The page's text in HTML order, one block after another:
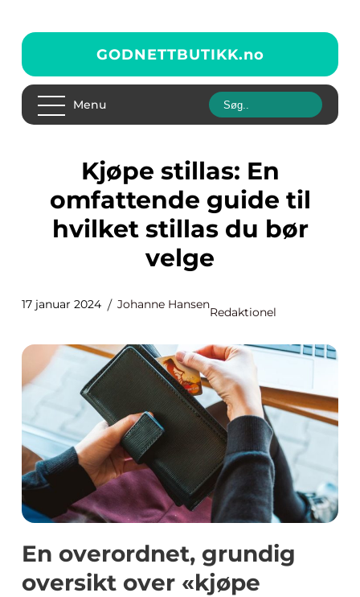
GODNETTBUTIKK.no
Menu
Kjøpe stillas: En
omfattende guide til
hvilket stillas du bør
velge
17 januar 2024 Johanne Hansen
Redaktionel
En overordnet, grundig
oversikt over «kjøpe